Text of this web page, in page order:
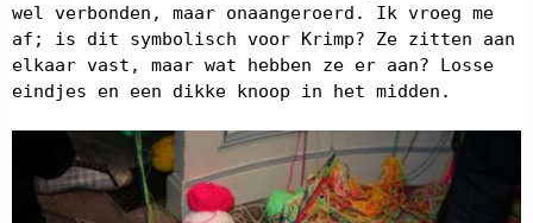
wel verbonden, maar onaangeroerd. Ik vroeg me
af; is dit symbolisch voor Krimp? Ze zitten aan
elkaar vast, maar wat hebben ze er aan? Losse
eindjes en een dikke knoop in het midden.